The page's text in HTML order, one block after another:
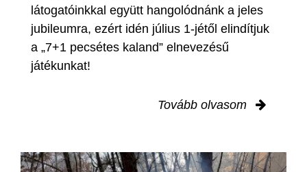
látogatóinkkal együtt hangolódnánk a jeles
jubileumra, ezért idén július 1-jétől elindítjuk
a „7+1 pecsétes kaland” elnevezésű
játékunkat!
Tovább olvasom